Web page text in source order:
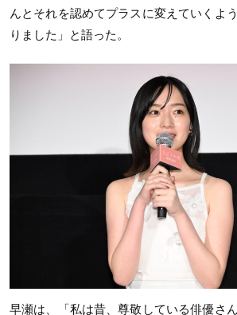
んとそれを認めてプラスに変えていくよ
りました」と語った。
早瀬は、「私は昔、尊敬している俳優さ